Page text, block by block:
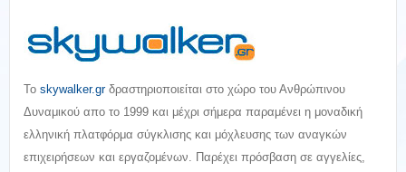
Το skywalker.grδραστηριοποιείται στο χώρο του Ανθρώπινου
Δυναμικού απο το 1999 και μέχρι σήμερα παραμένει η μοναδική
ελληνική πλατφόρμα σύγκλισης και μόχλευσης των αναγκών
επιχειρήσεων και εργαζομένων. Παρέχει πρόσβαση σε αγγελίες,